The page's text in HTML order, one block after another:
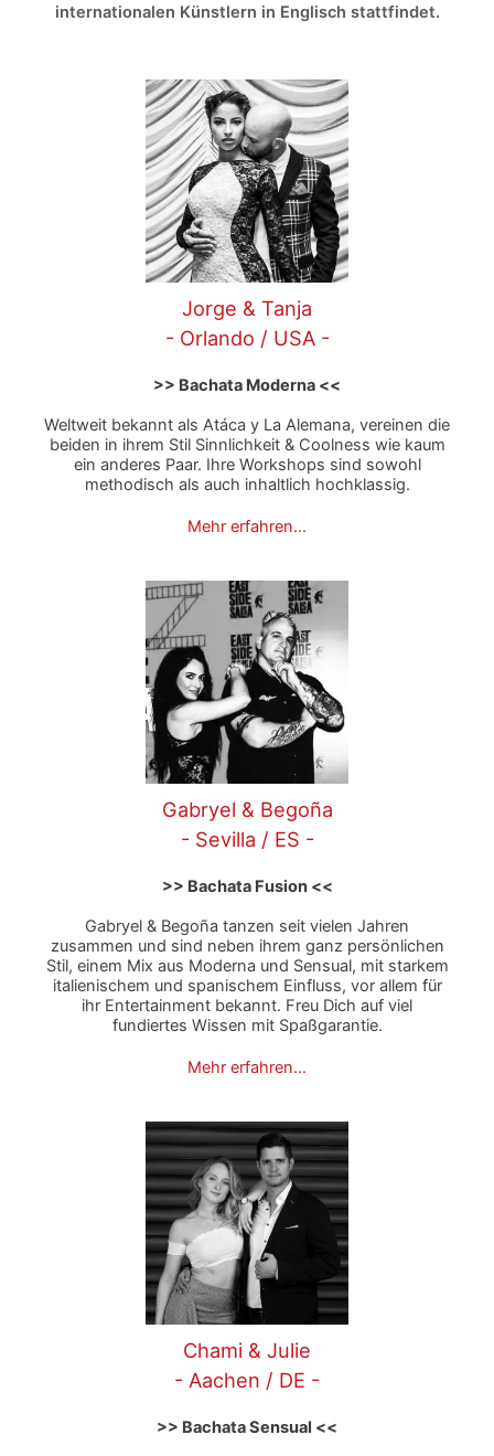
internationalen Künstlern in Englisch stattfindet.
Jorge & Tanja
- Orlando / USA -
>> Bachata Moderna <<
Weltweit bekannt als Atáca y La Alemana, vereinen die
beiden in ihrem Stil Sinnlichkeit & Coolness wie kaum
ein anderes Paar. Ihre Workshops sind sowohl
methodisch als auch inhaltlich hochklassig.
Mehr erfahren…
Gabryel & Begoña
- Sevilla / ES -
>> Bachata Fusion <<
Gabryel & Begoña tanzen seit vielen Jahren
zusammen und sind neben ihrem ganz persönlichen
Stil, einem Mix aus Moderna und Sensual, mit starkem
italienischem und spanischem Einfluss, vor allem für
ihr Entertainment bekannt. Freu Dich auf viel
fundiertes Wissen mit Spaßgarantie.
Mehr erfahren…
Chami & Julie
- Aachen / DE -
>> Bachata Sensual <<